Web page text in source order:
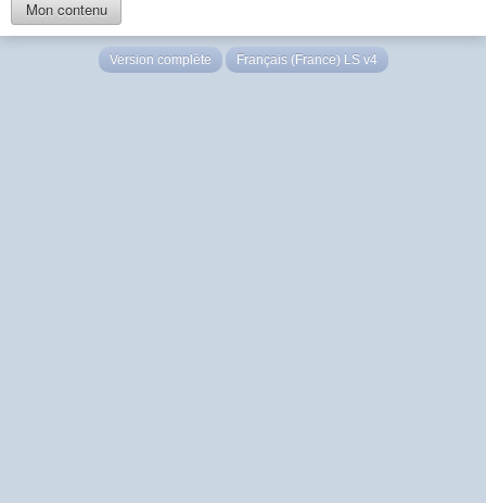
Mon contenu
Version complète Français (France) LS v4